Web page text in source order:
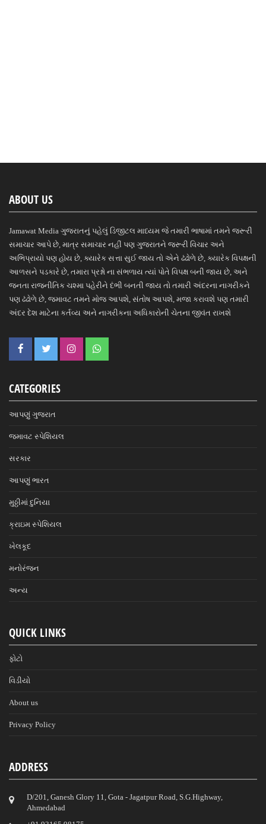
ABOUT US
Jamawat Media ગુજરાતનું પહેલું ડિજીટલ માધ્યમ જે તમારી ભાષામાં તમને જરૂરી
સમાચાર આપે છે, માત્ર સમાચાર નહીં પણ ગુજરાતને જરૂરી વિચાર અને
અભિપ્રાયો પણ હોય છે, ક્યારેક સત્તા સુઈ જાય તો એને ઢંઢોળે છે, ક્યારેક વિપક્ષની
આળસને પડકારે છે, તમારા પ્રશ્નો ના સંભળાય ત્યાં પોતે વિપક્ષ બની જાય છે, અને
જનતા રાજનીતિક ચશ્મા પહેરીને દંભી બનતી જાય તો તમારી અંદરના નાગરીકને
પણ ઢંઢોળે છે, જમાવટ તમને મોજ આપશે, સંતોષ આપશે, મજા કરાવશે પણ તમારી
અંદર દેશ માટેના કર્તવ્ય અને નાગરીકના અધિકારોની ચેતના જીવંત રાખશે
CATEGORIES
આપણું ગુજરાત
જમાવટ સ્પેશિયલ
સરકાર
આપણું ભારત
મુઠ્ઠીમાં દુનિયા
ક્રાઇમ સ્પેશિયલ
ખેલકૂદ
મનોરંજન
અન્ય
QUICK LINKS
ફોટો
વિડીયો
About us
Privacy Policy
ADDRESS
D/201, Ganesh Glory 11, Gota - Jagatpur Road, S.G.Highway,
Ahmedabad